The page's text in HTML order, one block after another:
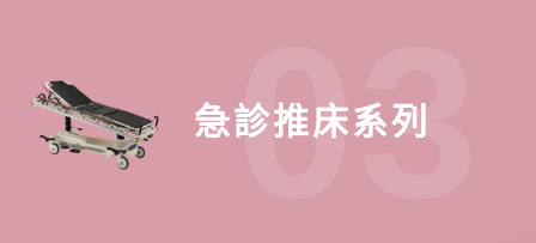
03
急診推床系列